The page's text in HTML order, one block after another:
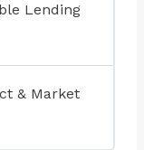
Lending
& Market